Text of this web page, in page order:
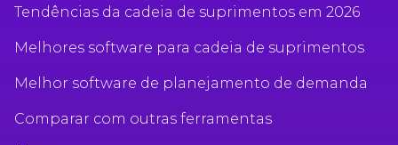
Tendências da cadeia de suprimentos em 2026
Melhores software para cadeia de suprimentos
Melhor software de planejamento de demanda
Comparar com outras ferramentas